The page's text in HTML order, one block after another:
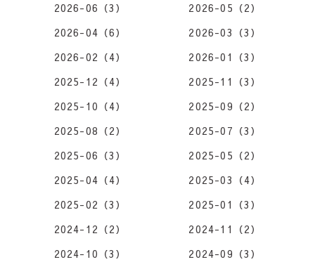
2026-06（3）
2026-05（2）
2026-04（6）
2026-03（3）
2026-02（4）
2026-01（3）
2025-12（4）
2025-11（3）
2025-10（4）
2025-09（2）
2025-08（2）
2025-07（3）
2025-06（3）
2025-05（2）
2025-04（4）
2025-03（4）
2025-02（3）
2025-01（3）
2024-12（2）
2024-11（2）
2024-10（3）
2024-09（3）